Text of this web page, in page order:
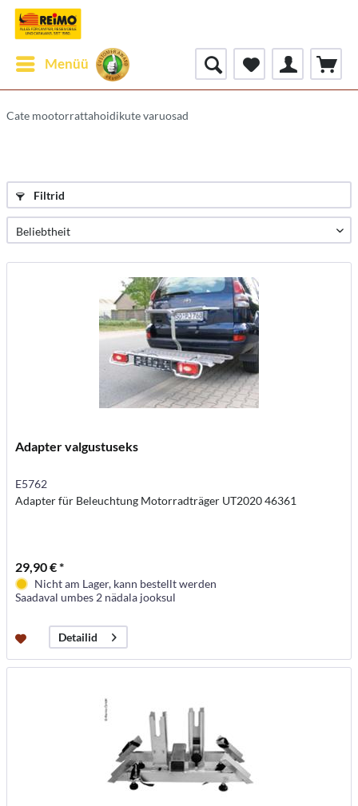
Menüü
Cate mootorrattahoidikute varuosad
Filtrid
Adapter valgustuseks
E5762
Adapter für Beleuchtung Motorradträger UT2020 46361
29,90 € *
Nicht am Lager, kann bestellt werden
Saadaval umbes 2 nädala jooksul
Detailid